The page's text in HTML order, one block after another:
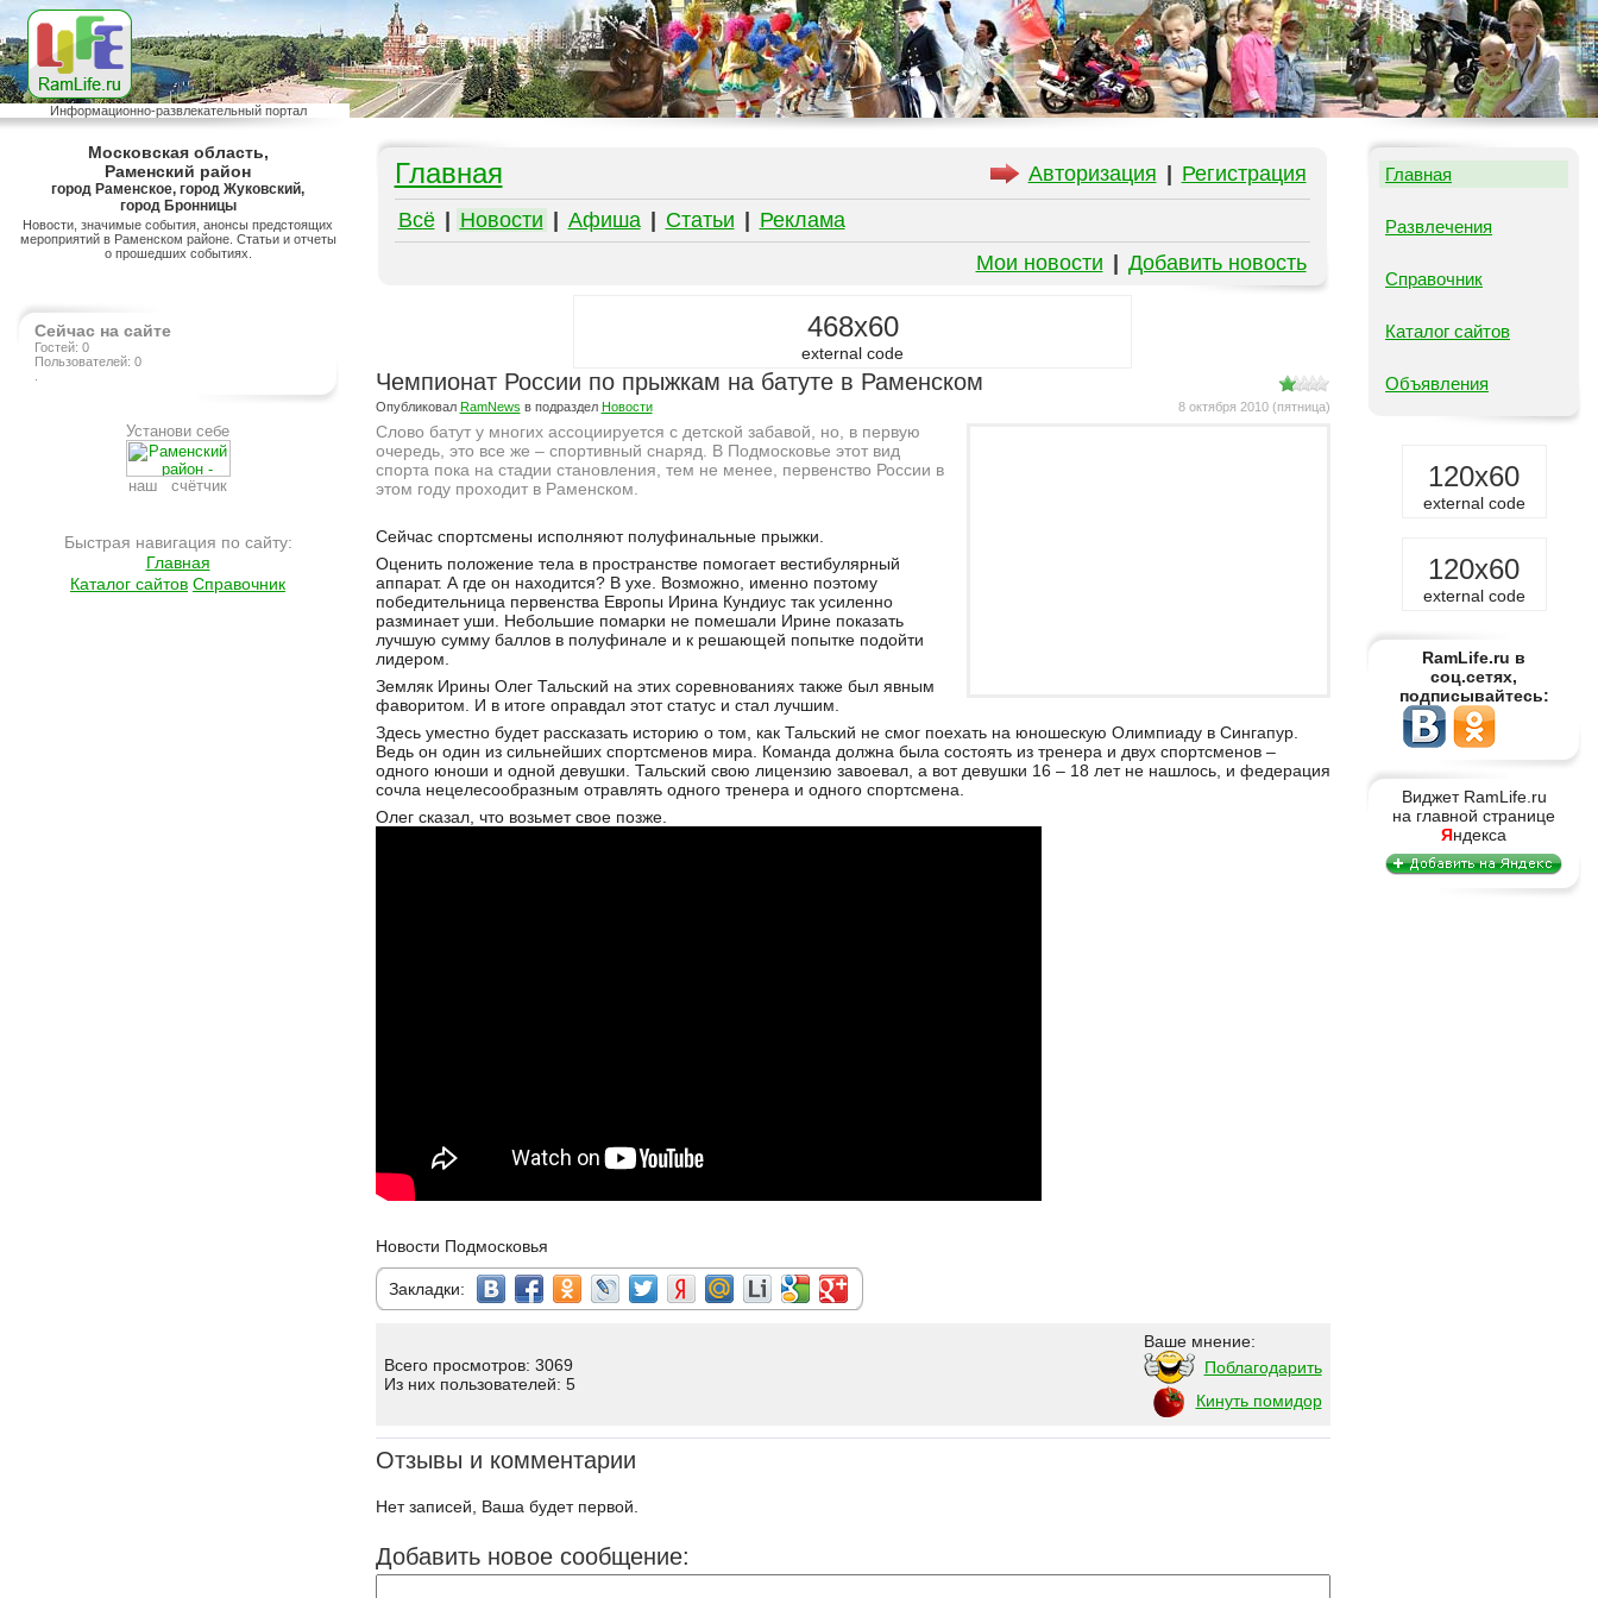
Информационно-развлекательный портал
Московская область,
Раменский район
город Раменское, город Жуковский,
город Бронницы
Новости, значимые события, анонсы предстоящих
мероприятий в Раменском районе. Статьи и отчеты
о прошедших событиях.
Сейчас на сайте
Гостей: 0
Пользователей: 0
Установи себе
наш счётчик
Быстрая навигация по сайту:
Главная
Каталог сайтов Справочник
Авторизация Регистрация
Главная
Всё Новости Афиша Статьи
Реклама
Мои новости
Добавить новость
468x60
external code
Чемпионат России по прыжкам на батуте в Раменском
8 октября 2010 (пятница)
Опубликовал RamNews в подраздел Новости
Слово батут у многих ассоциируется с детской забавой, но, в первую
очередь, это все же – спортивный снаряд. В Подмосковье этот вид
спорта пока на стадии становления, тем не менее, первенство России в
этом году проходит в Раменском.
Сейчас спортсмены исполняют полуфинальные прыжки.
Оценить положение тела в пространстве помогает вестибулярный
аппарат. А где он находится? В ухе. Возможно, именно поэтому
победительница первенства Европы Ирина Кундиус так усиленно
разминает уши. Небольшие помарки не помешали Ирине показать
лучшую сумму баллов в полуфинале и к решающей попытке подойти
лидером.
Земляк Ирины Олег Тальский на этих соревнованиях также был явным
фаворитом. И в итоге оправдал этот статус и стал лучшим.
Здесь уместно будет рассказать историю о том, как Тальский не смог поехать на юношескую Олимпиаду в Сингапур.
Ведь он один из сильнейших спортсменов мира. Команда должна была состоять из тренера и двух спортсменов –
одного юноши и одной девушки. Тальский свою лицензию завоевал, а вот девушки 16 – 18 лет не нашлось, и федерация
сочла нецелесообразным отравлять одного тренера и одного спортсмена.
Олег сказал, что возьмет свое позже.
Новости Подмосковья
Закладки:
Всего просмотров: 3069
Из них пользователей: 5
Ваше мнение:
Поблагодарить
Кинуть помидор
Отзывы и комментарии
Нет записей, Ваша будет первой.
Добавить новое сообщение:
Главная
Развлечения
Справочник
Каталог сайтов
Объявления
120x60
external code
120x60
external code
RamLife.ru в
соц.сетях,
подписывайтесь:
Виджет RamLife.ru
на главной странице
Яндекса